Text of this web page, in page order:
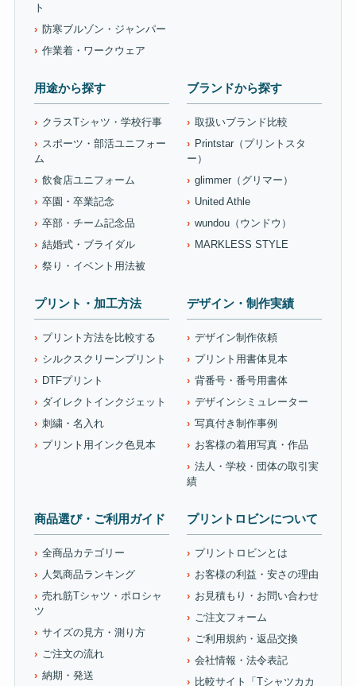
ト
防寒ブルゾン・ジャンパー
作業着・ワークウェア
用途から探す
クラスTシャツ・学校行事
スポーツ・部活ユニフォー
ム
飲食店ユニフォーム
卒園・卒業記念
卒部・チーム記念品
結婚式・ブライダル
祭り・イベント用法被
ブランドから探す
取扱いブランド比較
Printstar（プリントスタ
ー）
glimmer（グリマー）
United Athle
wundou（ウンドウ）
MARKLESS STYLE
プリント・加工方法
プリント方法を比較する
シルクスクリーンプリント
DTFプリント
ダイレクトインクジェット
刺繍・名入れ
プリント用インク色見本
デザイン・制作実績
デザイン制作依頼
プリント用書体見本
背番号・番号用書体
デザインシミュレーター
写真付き制作事例
お客様の着用写真・作品
法人・学校・団体の取引実
績
商品選び・ご利用ガイド
全商品カテゴリー
人気商品ランキング
売れ筋Tシャツ・ポロシャ
ツ
サイズの見方・測り方
ご注文の流れ
納期・発送
プリントロビンについて
プリントロビンとは
お客様の利益・安さの理由
お見積もり・お問い合わせ
ご注文フォーム
ご利用規約・返品交換
会社情報・法令表記
比較サイト「Tシャツカカ